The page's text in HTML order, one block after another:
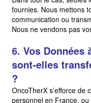
fournies. Nous mettons
communication ou
Nous ne vendons pas
6. Vos Données
sont-elles
?
OncoTherX s’efforce de
personnel en France, ou